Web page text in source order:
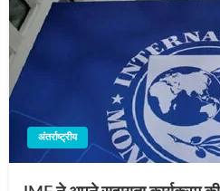
अंतर्राष्ट्रीय